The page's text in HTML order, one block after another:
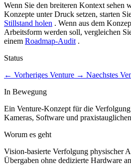
Wenn Sie den breiteren Kontext sehen
Konzepte unter Druck setzen, starten
Stillstand holen . Wenn aus dem
Arbeitsform werden soll, vergleichen
einem Roadmap-Audit .
Status
← Vorheriges Venture → Naechstes
In Bewegung
Ein Venture-Konzept für die
Kameras, Software und
Worum es geht
Vision-basierte Verfolgung physischer
Übergaben ohne dedizierte Hardware